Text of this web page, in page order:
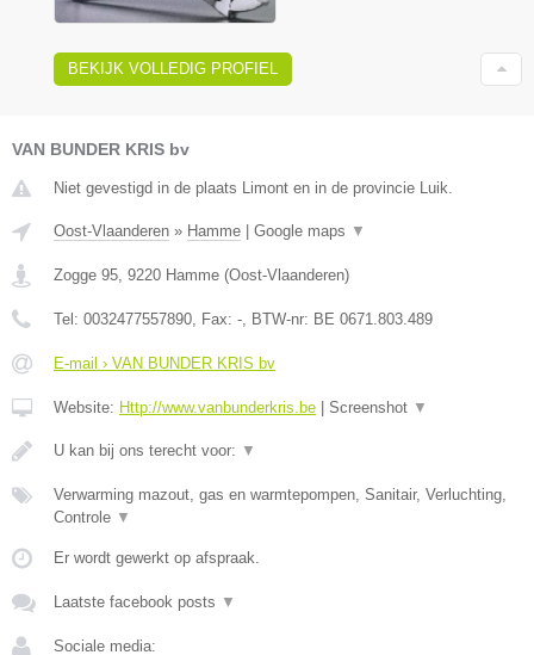
BEKIJK VOLLEDIG PROFIEL
VAN BUNDER KRIS bv
Niet gevestigd in de plaats Limont en in de provincie Luik.
Oost-Vlaanderen » Hamme Google maps ▼
Zogge 95, 9220 Hamme (Oost-Vlaanderen)
Tel: 0032477557890, Fax: -, BTW-nr: BE 0671.803.489
E-mail › VAN BUNDER KRIS bv
Website: Http://www.vanbunderkris.be Screenshot ▼
U kan bij ons terecht voor: ▼
Verwarming mazout, gas en warmtepompen, Sanitair, Verluchting,
Controle ▼
Er wordt gewerkt op afspraak.
Laatste facebook posts ▼
Sociale media: